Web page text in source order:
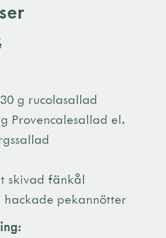
g rucolasallad
Provencalesallad el.
skivad fänkål
pekannötter